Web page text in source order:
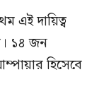
এই দায়িত্ব
১৪ জন
হিসেবে